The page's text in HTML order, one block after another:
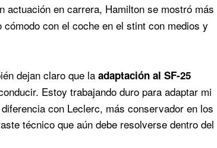
actuación en carrera, Hamilton se mostró más
cómodo con el coche en el stint con medios y
dejan claro que la adaptación al SF-25
Estoy trabajando duro para adaptar mi
con Leclerc, más conservador en los
técnico que aún debe resolverse dentro del